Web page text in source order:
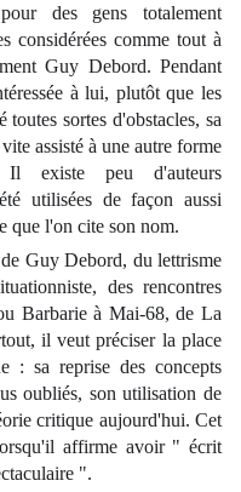
des gens totalement
considérées comme tout à
Guy Debord. Pendant
à lui, plutôt que les
sortes d'obstacles, sa
assisté à une autre forme
Il existe peu d'auteurs
utilisées de façon aussi
que l'on cite son nom.
Guy Debord, du lettrisme
des rencontres
Barbarie à Mai-68, de La
il veut préciser la place
: sa reprise des concepts
oubliés, son utilisation de
critique aujourd'hui. Cet
affirme avoir " écrit
".